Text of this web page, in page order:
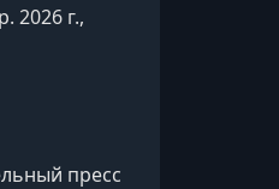
с гирей
2026 г.,
пресс